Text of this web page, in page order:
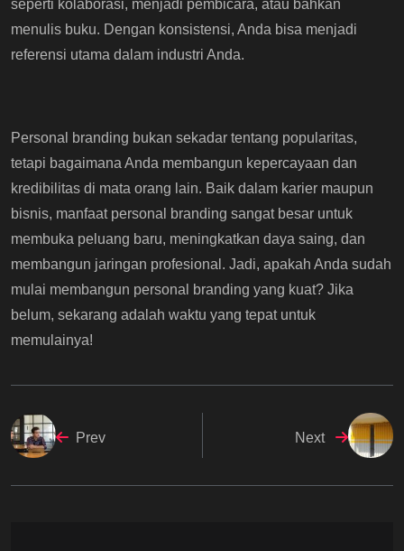
seperti kolaborasi, menjadi pembicara, atau bahkan
menulis buku. Dengan konsistensi, Anda bisa menjadi
referensi utama dalam industri Anda.
Personal branding bukan sekadar tentang popularitas,
tetapi bagaimana Anda membangun kepercayaan dan
kredibilitas di mata orang lain. Baik dalam karier maupun
bisnis, manfaat personal branding sangat besar untuk
membuka peluang baru, meningkatkan daya saing, dan
membangun jaringan profesional. Jadi, apakah Anda sudah
mulai membangun personal branding yang kuat? Jika
belum, sekarang adalah waktu yang tepat untuk
memulainya!
Prev Next